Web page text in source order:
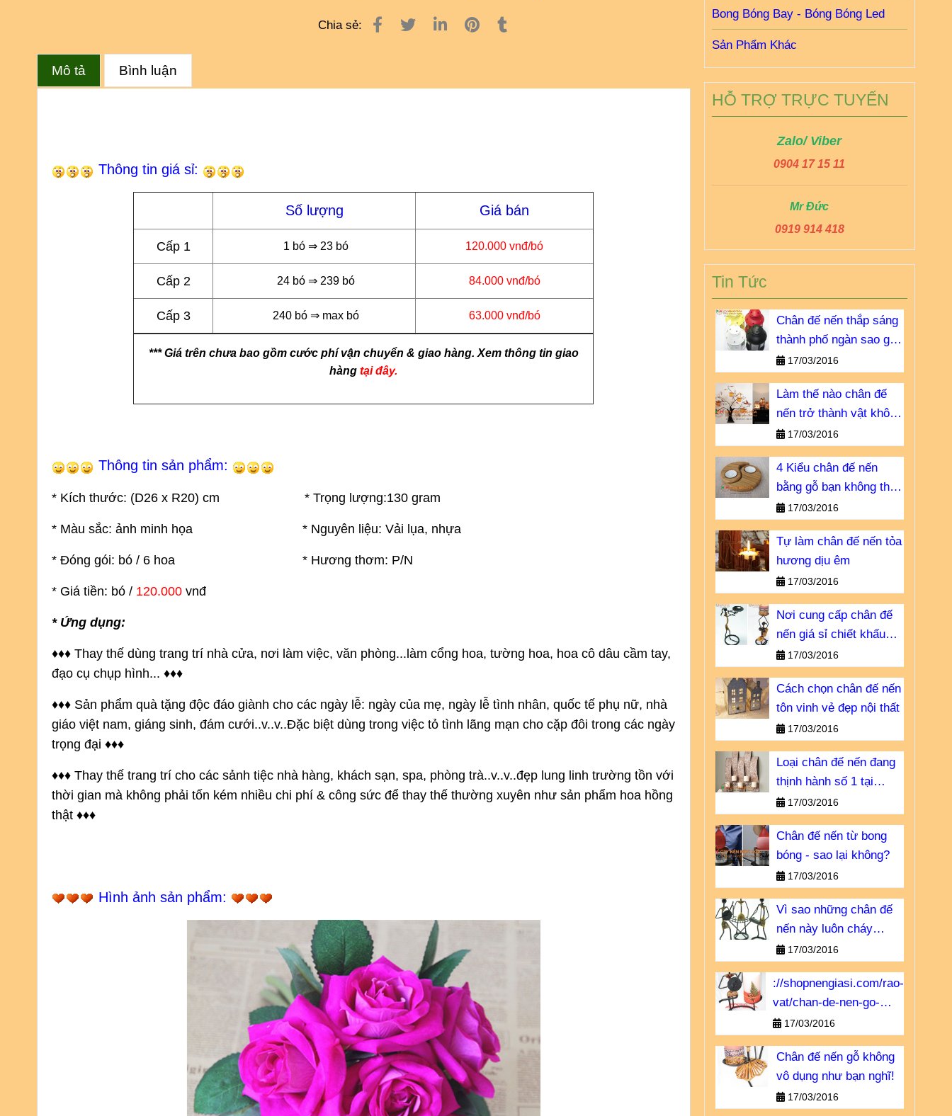
Chia sẻ:
Mô tả Bình luận
Thông tin giá sỉ:
Số lượng Giá bán
Cấp 1 1 bó ⇒ 23 bó 120.000 vnđ/bó
Cấp 2 24 bó ⇒ 239 bó 84.000 vnđ/bó
Cấp 3 240 bó ⇒ max bó 63.000 vnđ/bó
*** Giá trên chưa bao gồm cước phí vận chuyển & giao hàng. Xem thông tin giao
hàng tại đây.
Thông tin sản phẩm:
* Kích thước: (D26 x R20) cm * Trọng lượng:130 gram
* Màu sắc: ảnh minh họa * Nguyên liệu: Vải lụa, nhựa
* Đóng gói: bó / 6 hoa * Hương thơm: P/N
* Giá tiền: bó / 120.000 vnđ
* Ứng dụng:
♦♦♦ Thay thế dùng trang trí nhà cửa, nơi làm việc, văn phòng...làm cổng hoa, tường hoa, hoa cô dâu cầm tay,
đạo cụ chụp hình... ♦♦♦
♦♦♦ Sản phẩm quà tặng độc đáo giành cho các ngày lễ: ngày của mẹ, ngày lễ tình nhân, quốc tế phụ nữ, nhà
giáo việt nam, giáng sinh, đám cưới..v..v..Đặc biệt dùng trong việc tỏ tình lãng mạn cho cặp đôi trong các ngày
trọng đại ♦♦♦
♦♦♦ Thay thế trang trí cho các sảnh tiệc nhà hàng, khách sạn, spa, phòng trà..v..v..đẹp lung linh trường tồn với
thời gian mà không phải tốn kém nhiều chi phí & công sức để thay thế thường xuyên như sản phẩm hoa hồng
thật ♦♦♦
Hình ảnh sản phẩm:
Bong Bóng Bay - Bóng Bóng Led
Sản Phẩm Khác
HỖ TRỢ TRỰC TUYẾN
Zalo/ Viber
0904 17 15 11
Mr Đức
0919 914 418
Tin Tức
Chân đế nến thắp sáng
thành phố ngàn sao giá
bao nhiêu?
17/03/2016
Làm thế nào chân đế
nến trở thành vật không
thể thiếu?
17/03/2016
4 Kiểu chân đế nến
bằng gỗ bạn không thể
bỏ qua
17/03/2016
Tự làm chân đế nến tỏa
hương dịu êm
17/03/2016
Nơi cung cấp chân đế
nến giá sỉ chiết khấu
cao17/03/2016
Cách chọn chân đế nến
tôn vinh vẻ đẹp nội thất
17/03/2016
Loại chân đế nến đang
thịnh hành số 1 tại
Châu u
17/03/2016
Chân đế nến từ bong
bóng - sao lại không?
17/03/2016
Vì sao những chân đế
nến này luôn cháy
hàng?
17/03/2016
://shopnengiasi.com/rao-
vat/chan-de-nen-go-
khong-vo-dung-nhu-ban-
17/03/2016
Chân đế nến gỗ không
vô dụng như bạn nghĩ!
17/03/2016